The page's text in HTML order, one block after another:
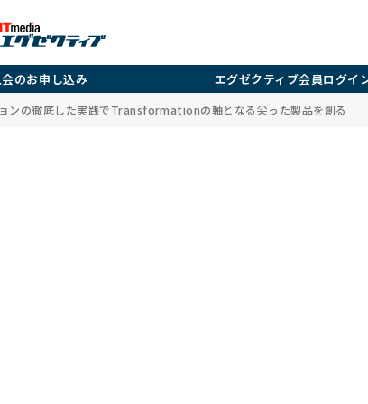
のお申し込み エグゼクティブ会員ログイ
ンの徹底した実践でTransformationの軸となる尖った製品を創る